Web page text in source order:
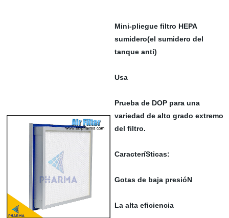
Mini-pliegue filtro HEPA
sumidero(el sumidero del
tanque anti)
Usa
Prueba de DOP para una
variedad de alto grado extremo
del filtro.
CaracteríSticas:
Gotas de baja presióN
La alta eficiencia